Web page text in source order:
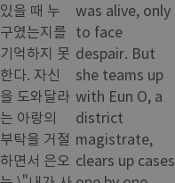
있을 때 누
구였는지를
기억하지 못
한다. 자신
을 도와달라
는 아랑의
부탁을 거절
하면서 은오
was alive, only
to face
despair. But
she teams up
with Eun O, a
district
magistrate,
clears up cases